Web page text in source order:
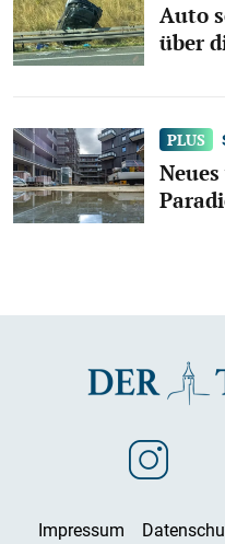
Auto
über
Impressum